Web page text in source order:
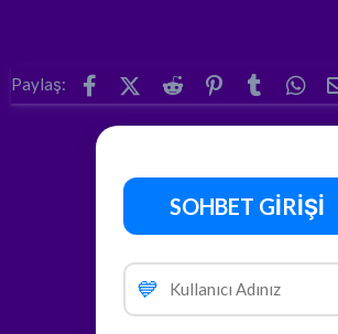
Paylaş: FacebookX (Twitter)
Reddit Pinterest
Tumblr
SOHBET GİRİŞİ
💙